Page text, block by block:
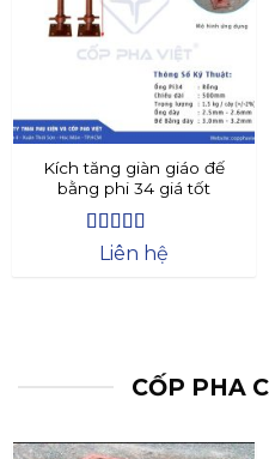
Kích tăng giàn giáo đế
bằng phi 34 giá tốt
Được xếp
5
Liên hệ
CỐP PHA